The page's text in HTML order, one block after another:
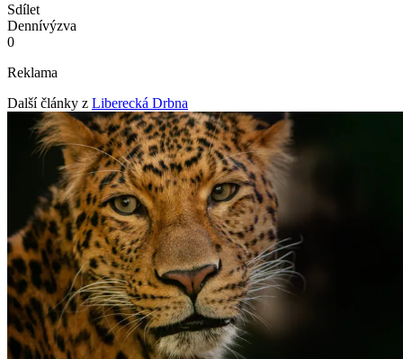
Sdílet
Dennívýzva
0
Reklama
Další články z Liberecká Drbna